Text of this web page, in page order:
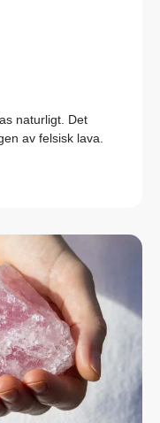
naturligt. Det
av felsisk lava.